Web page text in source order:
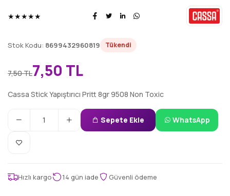
★★★★★
Stok Kodu: 8699432960819 Tükendi
7,50 TL7,50 TL
Cassa Stick Yapıştırıcı Pritt 8gr 9508 Non Toxic
Sepete Ekle WhatsApp
Hızlı kargo 14 gün iade Güvenli ödeme